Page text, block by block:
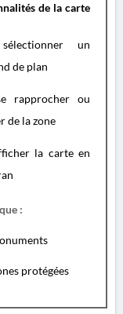
de la carte
un
de plan
rapprocher ou
de la zone
la carte en
:
protégées